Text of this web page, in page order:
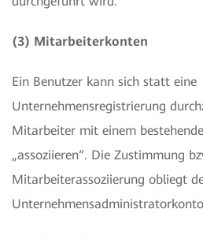
(3) Mitarbeiterkonten
Ein Benutzer kann sich statt eine
Unternehmensregistrierung
Mitarbeiter mit einem
„assoziieren“. Die Zustimmung
Mitarbeiterassoziierung obliegt